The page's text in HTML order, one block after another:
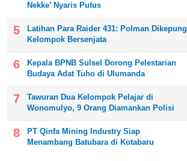
Nekke’ Nyaris Putus
Latihan Para Raider 431: Polman Dikepung
Kelompok Bersenjata
Kepala BPNB Sulsel Dorong Pelestarian
Budaya Adat Tuho di Ulumanda
Tawuran Dua Kelompok Pelajar di
Wonomulyo, 9 Orang Diamankan Polisi
PT Qinfa Mining Industry Siap
Menambang Batubara di Kotabaru